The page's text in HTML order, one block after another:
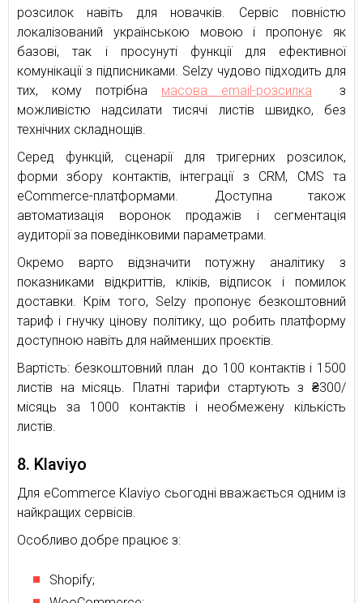
розсилок навіть для новачків. Сервіс повністю
локалізований українською мовою і пропонує як
базові, так і просунуті функції для ефективної
комунікації з підписниками. Selzy чудово підходить для
тих, кому потрібна масова email-розсилка з
можливістю надсилати тисячі листів швидко, без
технічних складнощів.
Серед функцій, сценарії для тригерних розсилок,
форми збору контактів, інтеграції з CRM, CMS та
eCommerce-платформами. Доступна також
автоматизація воронок продажів і сегментація
аудиторії за поведінковими параметрами.
Окремо варто відзначити потужну аналітику з
показниками відкриттів, кліків, відписок і помилок
доставки. Крім того, Selzy пропонує безкоштовний
тариф і гнучку цінову політику, що робить платформу
доступною навіть для найменших проєктів.
Вартість: безкоштовний план до 100 контактів і 1500
листів на місяць. Платні тарифи стартують з ₴300/
місяць за 1000 контактів і необмежену кількість
листів.
8. Klaviyo
Для eCommerce Klaviyo сьогодні вважається одним із
найкращих сервісів.
Особливо добре працює з:
Shopify;